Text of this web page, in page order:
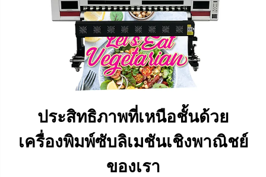
ประสิทธิภาพที่เหนือชั้นด้วย
เครื่องพิมพ์ซับลิเมชันเชิงพาณิชย์
ของเรา